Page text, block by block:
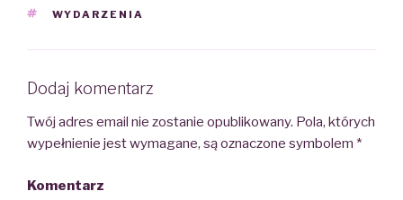
TAGS
WYDARZENIA
Dodaj komentarz
Twój adres email nie zostanie opublikowany. Pola, których
wypełnienie jest wymagane, są oznaczone symbolem *
Komentarz